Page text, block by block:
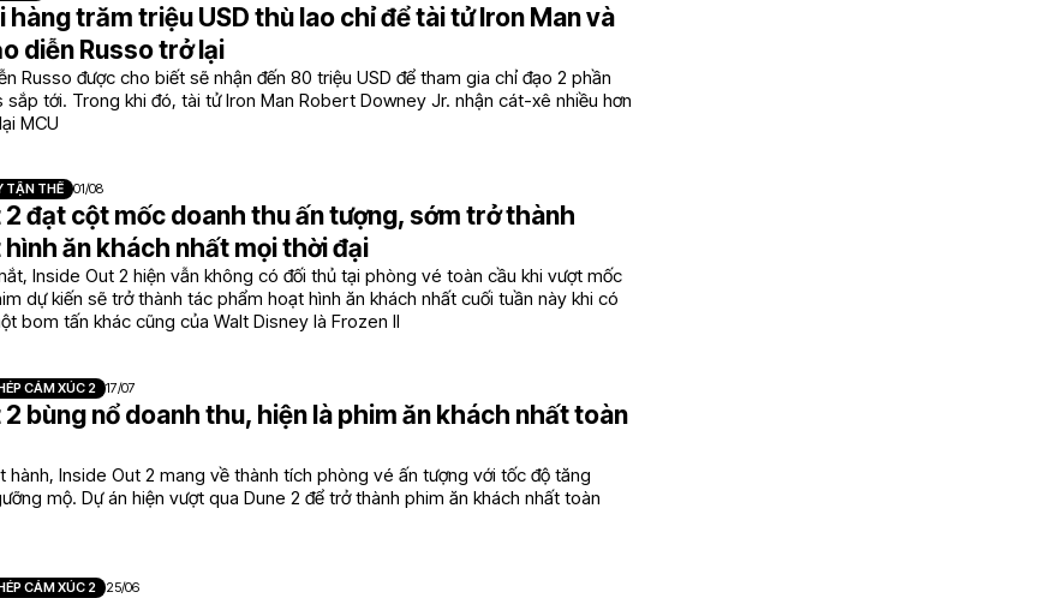
hàng trăm triệu USD thù lao chỉ để tài tử Iron Man và
diễn Russo trở lại
Russo được cho biết sẽ nhận đến 80 triệu USD để tham gia chỉ đạo 2 phần
tới. Trong khi đó, tài tử Iron Man Robert Downey Jr. nhận cát-xê nhiều hơn
MCU
TẬN THẾ 01/08
2 đạt cột mốc doanh thu ấn tượng, sớm trở thành
ăn khách nhất mọi thời đại
Inside Out 2 hiện vẫn không có đối thủ tại phòng vé toàn cầu khi vượt mốc
dự kiến sẽ trở thành tác phẩm hoạt hình ăn khách nhất cuối tuần này khi có
bom tấn khác cũng của Walt Disney là Frozen II
CẢM XÚC 2 17/07
2 bùng nổ doanh thu, hiện là phim ăn khách nhất toàn
hành, Inside Out 2 mang về thành tích phòng vé ấn tượng với tốc độ tăng
mộ. Dự án hiện vượt qua Dune 2 để trở thành phim ăn khách nhất toàn
CẢM XÚC 2 25/06